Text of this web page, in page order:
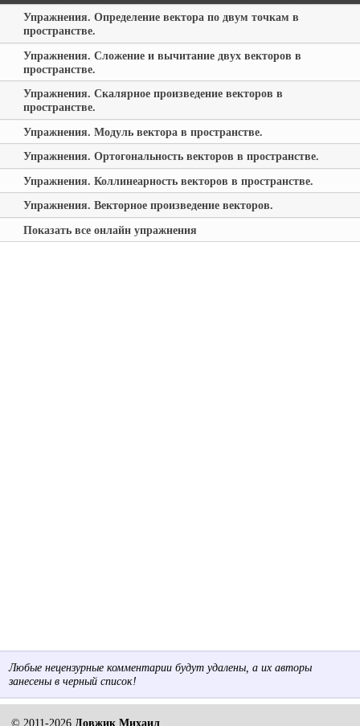
Упражнения. Определение вектора по двум точкам в
пространстве.
Упражнения. Сложение и вычитание двух векторов в
пространстве.
Упражнения. Скалярное произведение векторов в
пространстве.
Упражнения. Модуль вектора в пространстве.
Упражнения. Ортогональность векторов в пространстве.
Упражнения. Коллинеарность векторов в пространстве.
Упражнения. Векторное произведение векторов.
Показать все онлайн упражнения
Любые нецензурные комментарии будут удалены, а их авторы
занесены в черный список!
© 2011-2026 Довжик Михаил